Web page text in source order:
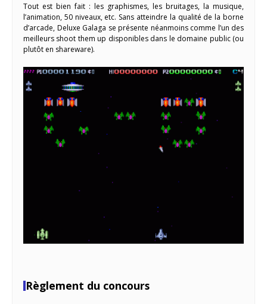
Tout est bien fait : les graphismes, les bruitages, la musique,
l’animation, 50 niveaux, etc. Sans atteindre la qualité de la borne
d’arcade, Deluxe Galaga se présente néanmoins comme l’un des
meilleurs shoot them up disponibles dans le domaine public (ou
plutôt en shareware).
Règlement du concours